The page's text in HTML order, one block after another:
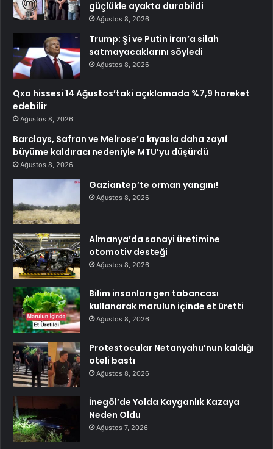
güçlükle ayakta durabildi
Ağustos 8, 2026
Trump: Şi ve Putin İran’a silah
satmayacaklarını söyledi
Ağustos 8, 2026
Qxo hissesi 14 Ağustos’taki açıklamada %7,9 hareket
edebilir
Ağustos 8, 2026
Barclays, Safran ve Melrose’a kıyasla daha zayıf
büyüme kaldıracı nedeniyle MTU’yu düşürdü
Ağustos 8, 2026
Gaziantep’te orman yangını!
Ağustos 8, 2026
Almanya’da sanayi üretimine
otomotiv desteği
Ağustos 8, 2026
Bilim insanları gen tabancası
kullanarak marulun içinde et üretti
Ağustos 8, 2026
Protestocular Netanyahu’nun kaldığı
oteli bastı
Ağustos 8, 2026
İnegöl’de Yolda Kayganlık Kazaya
Neden Oldu
Ağustos 7, 2026